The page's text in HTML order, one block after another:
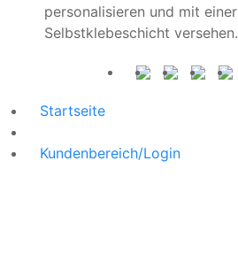
personalisieren und mit einer
Selbstklebeschicht versehen.
Startseite
Kundenbereich/Login